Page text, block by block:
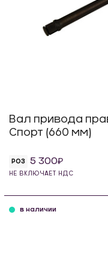
Вал привода
Спорт (660 мм)
РОЗ 5 300
НЕ ВКЛЮЧАЕТ НДС
в наличии